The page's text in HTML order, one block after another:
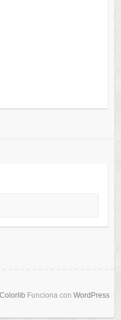
Colorlib Funciona con WordPress